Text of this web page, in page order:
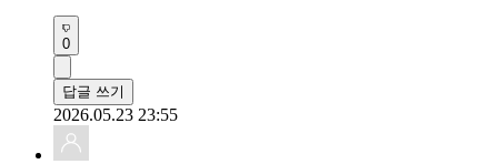
0
답글 쓰기
2026.05.23 23:55